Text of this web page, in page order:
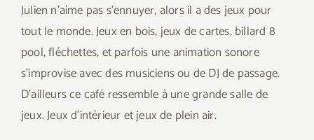
Julien n’aime pas s’ennuyer, alors il a des jeux pour
tout le monde. Jeux en bois, jeux de cartes, billard 8
pool, fléchettes, et parfois une animation sonore
s’improvise avec des musiciens ou de DJ de passage.
D’ailleurs ce café ressemble à une grande salle de
jeux. Jeux d’intérieur et jeux de plein air.